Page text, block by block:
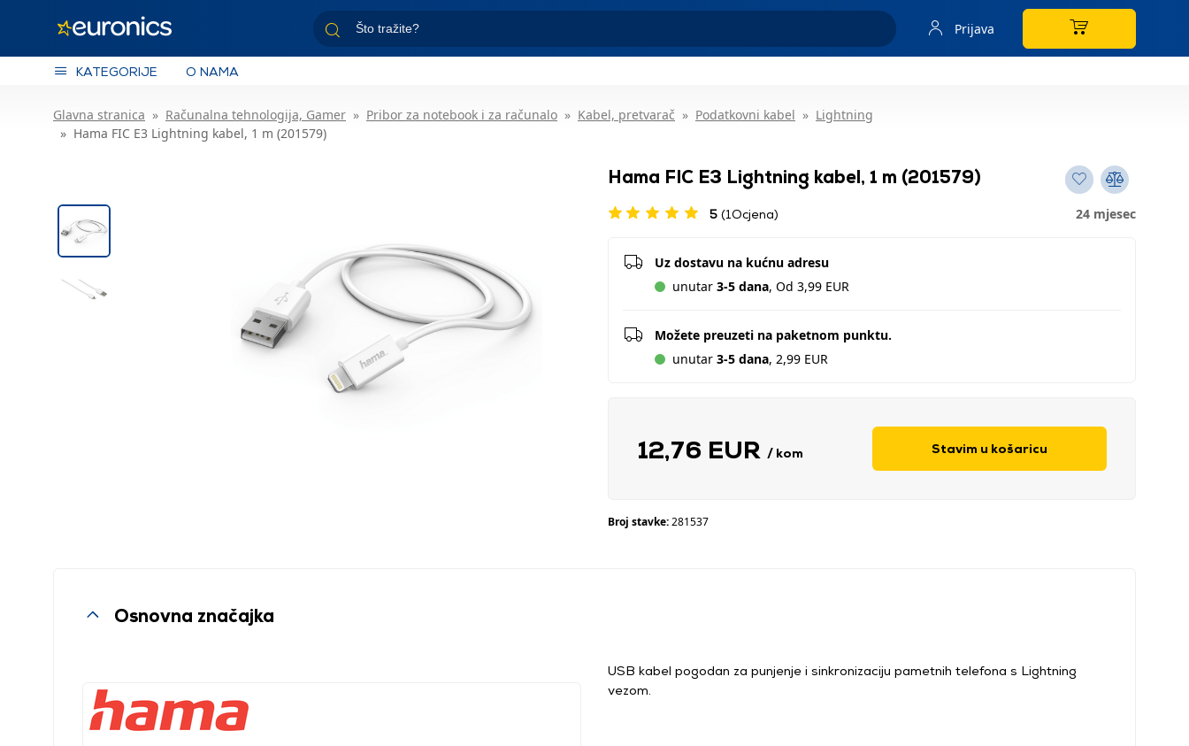
Prijava
KATEGORIJE O NAMA
Glavna stranica Računalna tehnologija, Gamer Pribor za notebook i za računalo Kabel, pretvarač Podatkovni kabel
Lightning
Hama FIC E3 Lightning kabel, 1 m (201579)
Hama FIC E3 Lightning kabel, 1 m (201579)
5 (1Ocjena) 24 mjesec
Uz dostavu na kućnu adresu
unutar 3-5 dana, Od 3,99 EUR
Možete preuzeti na paketnom punktu.
unutar 3-5 dana, 2,99 EUR
12,76 EUR / kom Stavim u košaricu
Broj stavke:281537
Osnovna značajka
USB kabel pogodan za punjenje i sinkronizaciju pametnih telefona s Lightning
vezom.